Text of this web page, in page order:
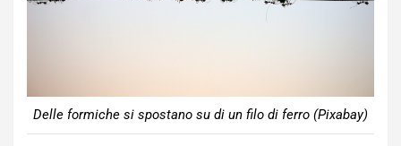
Delle formiche si spostano su di un filo di ferro (Pixabay)